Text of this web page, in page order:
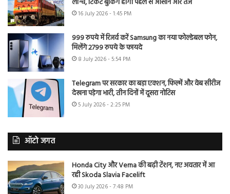
लॉन्च, टिकट बुकिंग होगी पहले से आसान और तेज
16 July 2026 - 1:45 PM
999 रुपये में रिजर्व करें Samsung का नया फोल्डेबल फोन,
मिलेंगे 2799 रुपये के फायदे
8 July 2026 - 5:54 PM
Telegram पर सरकार का बड़ा एक्शन, फिल्में और वेब सीरीज
देखना पड़ेगा भारी, तीन दिनों में दूसरा नोटिस
5 July 2026 - 2:25 PM
ऑटो जगत
Honda City और Verna की बढ़ी टेंशन, नए अवतार में आ
रही Skoda Slavia Facelift
30 July 2026 - 7:48 PM